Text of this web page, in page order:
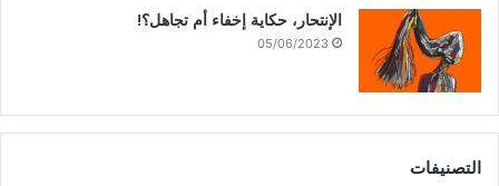
الإنتحار، حكاية إخفاء أم تجاهل؟!
05/06/2023
التصنيفات